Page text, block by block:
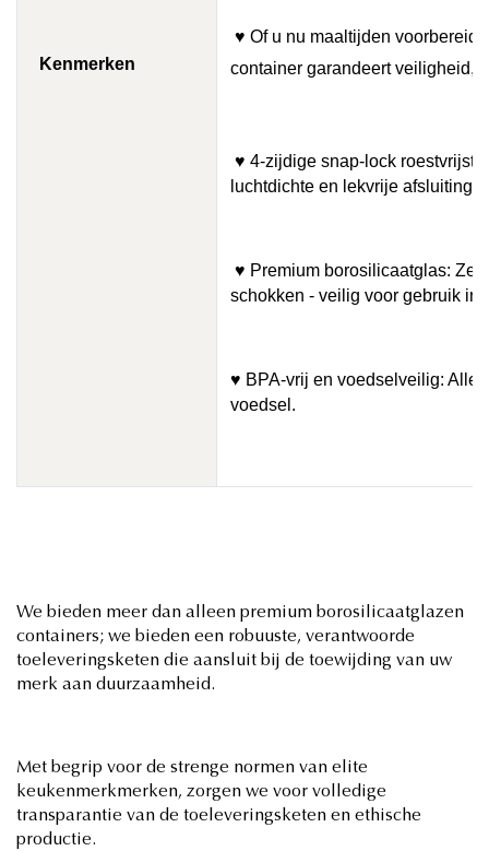
Kenmerken
♥ Of u nu maaltijden
container garandeert veiligheid,
♥ 4-zijdige snap-lock
luchtdichte en lekvrije afsluiting.
♥ Premium borosilicaatglas:
schokken - veilig voor gebruik in
♥ BPA-vrij en voedselveilig: Alle
voedsel.
We bieden meer dan alleen premium borosilicaatglazen
containers; we bieden een robuuste, verantwoorde
toeleveringsketen die aansluit bij de toewijding van uw
merk aan duurzaamheid.
Met begrip voor de strenge normen van elite
keukenmerkmerken, zorgen we voor volledige
transparantie van de toeleveringsketen en ethische
productie.